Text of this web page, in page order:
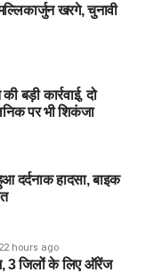
खरगे, चुनावी
बड़ी कार्रवाई, दो
पर भी शिकंजा
दर्दनाक हादसा, बाइक
22 hours ago
3 जिलों के लिए ऑरेंज